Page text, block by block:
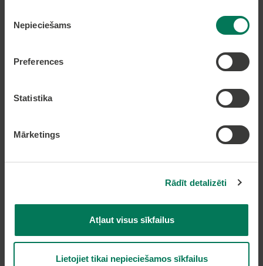
izvēle
Nepieciešams
Preferences
Statistika
Mārketings
Rādīt detalizēti
Atļaut visus sīkfailus
Lietojiet tikai nepieciešamos sīkfailus
Dzīvesvietas deklarēšana
Nekustamā īpašuma nodokļa samaksa caur
Olaines novada pašvaldība
Zemgales iela 33, Olaine,